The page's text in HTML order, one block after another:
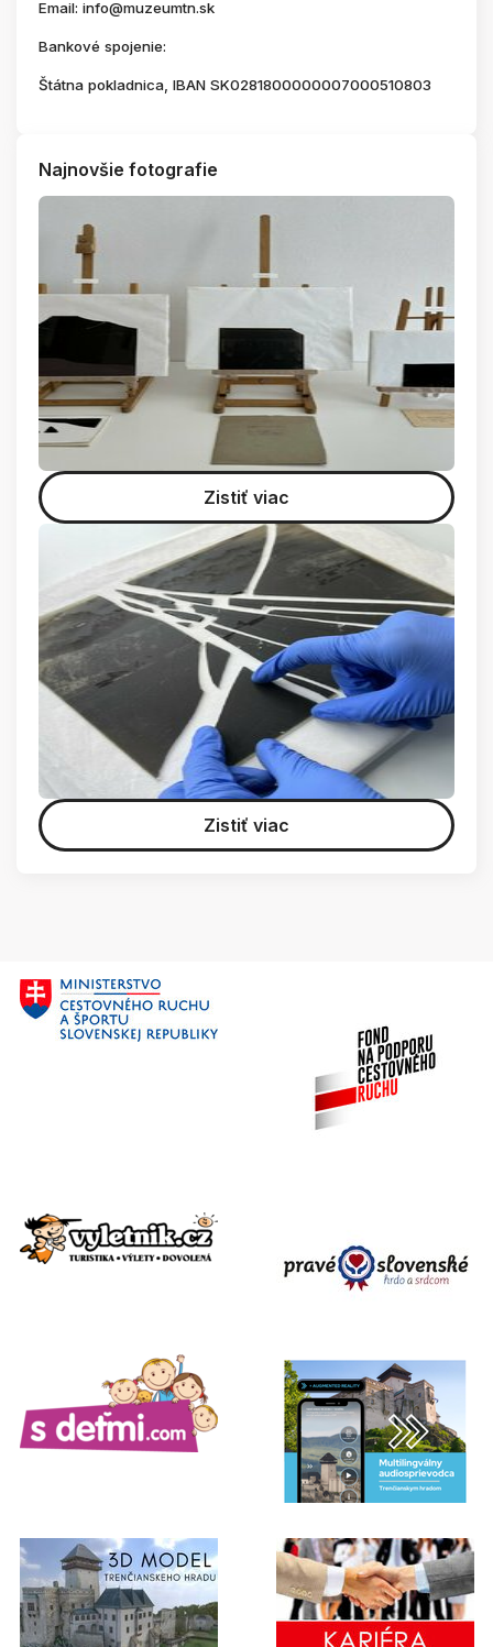
Email: info@muzeumtn.sk
Bankové spojenie:
Štátna pokladnica, IBAN SK0281800000007000510803
Najnovšie fotografie
Zistiť viac
Zistiť viac